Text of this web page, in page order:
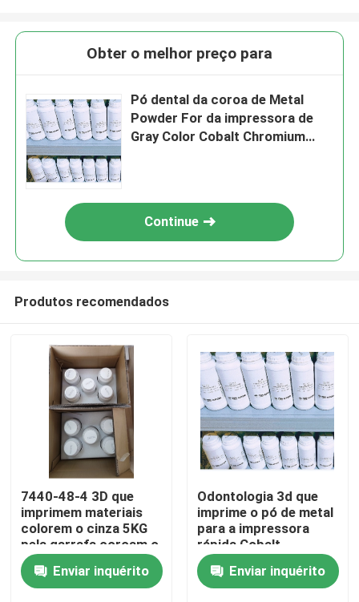
Casa
Obter o melhor preço para
Pó dental da coroa de Metal
Powder For da impressora de
Gray Color Cobalt Chromium
Continue
Produtos recomendados
7440-48-4 3D que
imprimem materiais
colorem o cinza 5KG
pela garrafa coroam o
pó de metal dental de
Cocr dos quadros
Enviar inquérito
Odontologia 3d que
imprime o pó de metal
para a impressora
rápida Cobalt
Chromium Alloy da
criação de protótipos
3d
Enviar inquérito